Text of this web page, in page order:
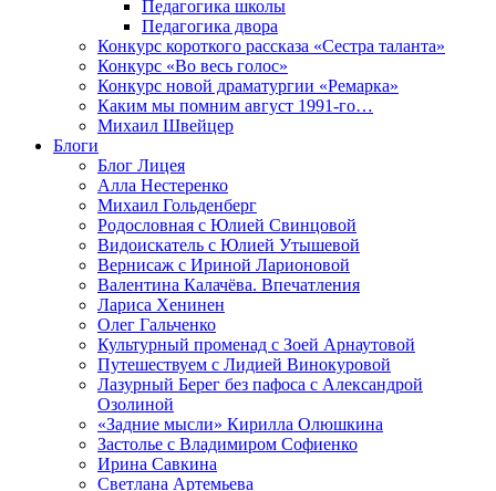
Педагогика школы
Педагогика двора
Конкурс короткого рассказа «Сестра таланта»
Конкурс «Во весь голос»
Конкурс новой драматургии «Ремарка»
Каким мы помним август 1991-го…
Михаил Швейцер
Блоги
Блог Лицея
Алла Нестеренко
Михаил Гольденберг
Родословная с Юлией Свинцовой
Видоискатель с Юлией Утышевой
Вернисаж с Ириной Ларионовой
Валентина Калачёва. Впечатления
Лариса Хенинен
Олег Гальченко
Культурный променад с Зоей Арнаутовой
Путешествуем с Лидией Винокуровой
Лазурный Берег без пафоса с Александрой
Озолиной
«Задние мысли» Кирилла Олюшкина
Застолье с Владимиром Софиенко
Ирина Савкина
Светлана Артемьева